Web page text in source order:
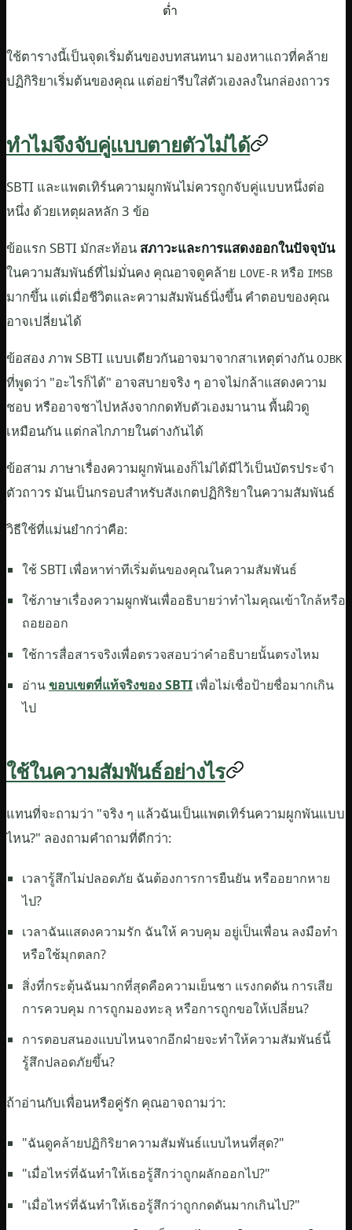
ต่ำ
ใช้ตารางนี้เป็นจุดเริ่มต้นของบทสนทนา มองหาแถวที่คล้าย
ปฏิกิริยาเริ่มต้นของคุณ แต่อย่ารีบใส่ตัวเองลงในกล่องถาวร
ทำไมจึงจับคู่แบบตายตัวไม่ได้
SBTI และแพตเทิร์นความผูกพันไม่ควรถูกจับคู่แบบหนึ่งต่อ
หนึ่ง ด้วยเหตุผลหลัก 3 ข้อ
ข้อแรก SBTI มักสะท้อน สภาวะและการแสดงออกในปัจจุบัน
ในความสัมพันธ์ที่ไม่มั่นคง คุณอาจดูคล้าย LOVE-Rหรือ IMSB
มากขึ้น แต่เมื่อชีวิตและความสัมพันธ์นิ่งขึ้น คำตอบของคุณ
อาจเปลี่ยนได้
ข้อสอง ภาพ SBTI แบบเดียวกันอาจมาจากสาเหตุต่างกัน OJBK
ที่พูดว่า "อะไรก็ได้" อาจสบายจริง ๆ อาจไม่กล้าแสดงความ
ชอบ หรืออาจชาไปหลังจากกดทับตัวเองมานาน พื้นผิวดู
เหมือนกัน แต่กลไกภายในต่างกันได้
ข้อสาม ภาษาเรื่องความผูกพันเองก็ไม่ได้มีไว้เป็นบัตรประจำ
ตัวถาวร มันเป็นกรอบสำหรับสังเกตปฏิกิริยาในความสัมพันธ์
วิธีใช้ที่แม่นยำกว่าคือ:
ใช้ SBTI เพื่อหาท่าทีเริ่มต้นของคุณในความสัมพันธ์
ใช้ภาษาเรื่องความผูกพันเพื่ออธิบายว่าทำไมคุณเข้าใกล้หรือ
ถอยออก
ใช้การสื่อสารจริงเพื่อตรวจสอบว่าคำอธิบายนั้นตรงไหม
อ่านขอบเขตที่แท้จริงของ SBTI เพื่อไม่เชื่อป้ายชื่อมากเกิน
ไป
ใช้ในความสัมพันธ์อย่างไร
แทนที่จะถามว่า "จริง ๆ แล้วฉันเป็นแพตเทิร์นความผูกพันแบบ
ไหน?" ลองถามคำถามที่ดีกว่า:
เวลารู้สึกไม่ปลอดภัย ฉันต้องการการยืนยัน หรืออยากหาย
ไป?
เวลาฉันแสดงความรัก ฉันให้ ควบคุม อยู่เป็นเพื่อน ลงมือทำ
หรือใช้มุกตลก?
สิ่งที่กระตุ้นฉันมากที่สุดคือความเย็นชา แรงกดดัน การเสีย
การควบคุม การถูกมองทะลุ หรือการถูกขอให้เปลี่ยน?
การตอบสนองแบบไหนจากอีกฝ่ายจะทำให้ความสัมพันธ์นี้
รู้สึกปลอดภัยขึ้น?
ถ้าอ่านกับเพื่อนหรือคู่รัก คุณอาจถามว่า:
"ฉันดูคล้ายปฏิกิริยาความสัมพันธ์แบบไหนที่สุด?"
"เมื่อไหร่ที่ฉันทำให้เธอรู้สึกว่าถูกผลักออกไป?"
"เมื่อไหร่ที่ฉันทำให้เธอรู้สึกว่าถูกกดดันมากเกินไป?"